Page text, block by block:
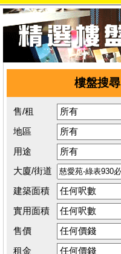
樓盤搜尋
售/租
地區
用途
大廈/街道
建築面積
實用面積
售價
租金